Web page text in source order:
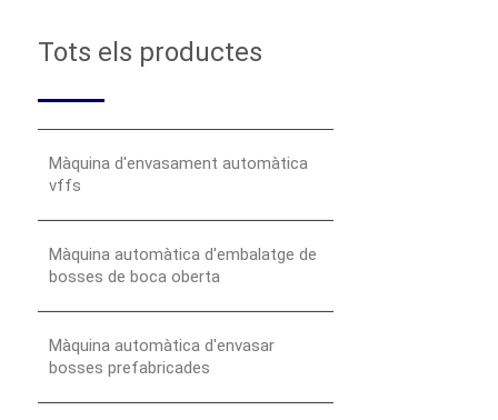
Tots els productes
Màquina d'envasament automàtica
vffs
Màquina automàtica d'embalatge de
bosses de boca oberta
Màquina automàtica d'envasar
bosses prefabricades